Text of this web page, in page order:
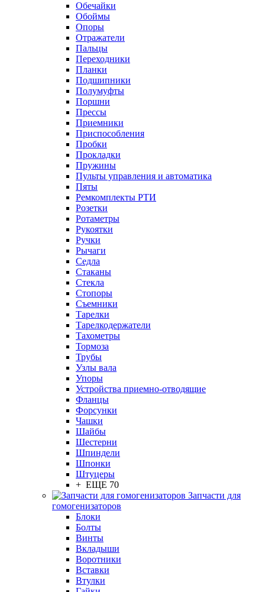
Обечайки
Обоймы
Опоры
Отражатели
Пальцы
Переходники
Планки
Подшипники
Полумуфты
Поршни
Прессы
Приемники
Приспособления
Пробки
Прокладки
Пружины
Пульты управления и автоматика
Пяты
Ремкомплекты РТИ
Розетки
Ротаметры
Рукоятки
Ручки
Рычаги
Седла
Стаканы
Стекла
Стопоры
Съемники
Тарелки
Тарелкодержатели
Тахометры
Тормоза
Трубы
Узлы вала
Упоры
Устройства приемно-отводящие
Фланцы
Форсунки
Чашки
Шайбы
Шестерни
Шпиндели
Шпонки
Штуцеры
+ ЕЩЕ 70
Запчасти для
гомогенизаторов
Блоки
Болты
Винты
Вкладыши
Воротники
Вставки
Втулки